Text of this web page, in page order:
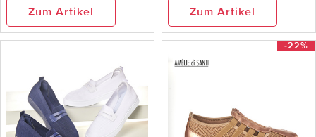
Zum Artikel Zum Artikel
-22%